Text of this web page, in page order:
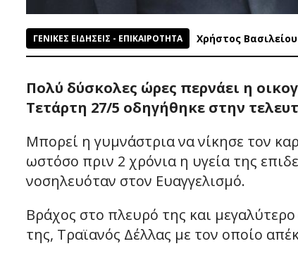
ΓΕΝΙΚΕΣ ΕΙΔΗΣΕΙΣ - ΕΠΙΚΑΙΡΟΤΗΤΑ Χρήστος Βασιλείου
Πολύ δύσκολες ώρες περνάει η
Τετάρτη 27/5 οδηγήθηκε στην
Μπορεί η γυμνάστρια να νίκησε τον
ωστόσο πριν 2 χρόνια η υγεία της
νοσηλευόταν στον Ευαγγελισμό.
Βράχος στο πλευρό της και
της, Τραϊανός Δέλλας με τον οποίο